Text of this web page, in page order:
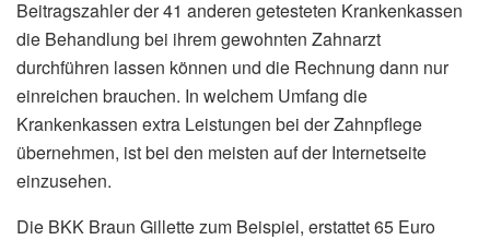
Beitragszahler der 41 anderen getesteten Krankenkassen
die Behandlung bei ihrem gewohnten Zahnarzt
durchführen lassen können und die Rechnung dann nur
einreichen brauchen. In welchem Umfang die
Krankenkassen extra Leistungen bei der Zahnpflege
übernehmen, ist bei den meisten auf der Internetseite
einzusehen.
Die BKK Braun Gillette zum Beispiel, erstattet 65 Euro